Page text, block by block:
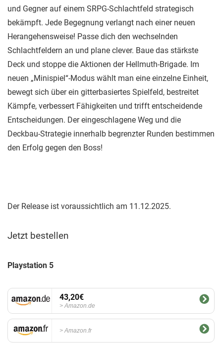
und Gegner auf einem SRPG-Schlachtfeld strategisch
bekämpft. Jede Begegnung verlangt nach einer neuen
Herangehensweise! Passe dich den wechselnden
Schlachtfeldern an und plane clever. Baue das stärkste
Deck und stoppe die Aktionen der Hellmuth-Brigade. Im
neuen „Minispiel“-Modus wählt man eine einzelne Einheit,
bewegt sich über ein gitterbasiertes Spielfeld, bestreitet
Kämpfe, verbessert Fähigkeiten und trifft entscheidende
Entscheidungen. Der eingeschlagene Weg und die
Deckbau-Strategie innerhalb begrenzter Runden bestimmen
den Erfolg gegen den Boss!
Der Release ist voraussichtlich am 11.12.2025.
Jetzt bestellen
Playstation 5
43,20€
Amazon.de
Amazon.fr